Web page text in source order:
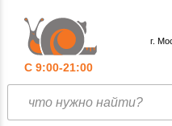
С 9:00-21:00
г.